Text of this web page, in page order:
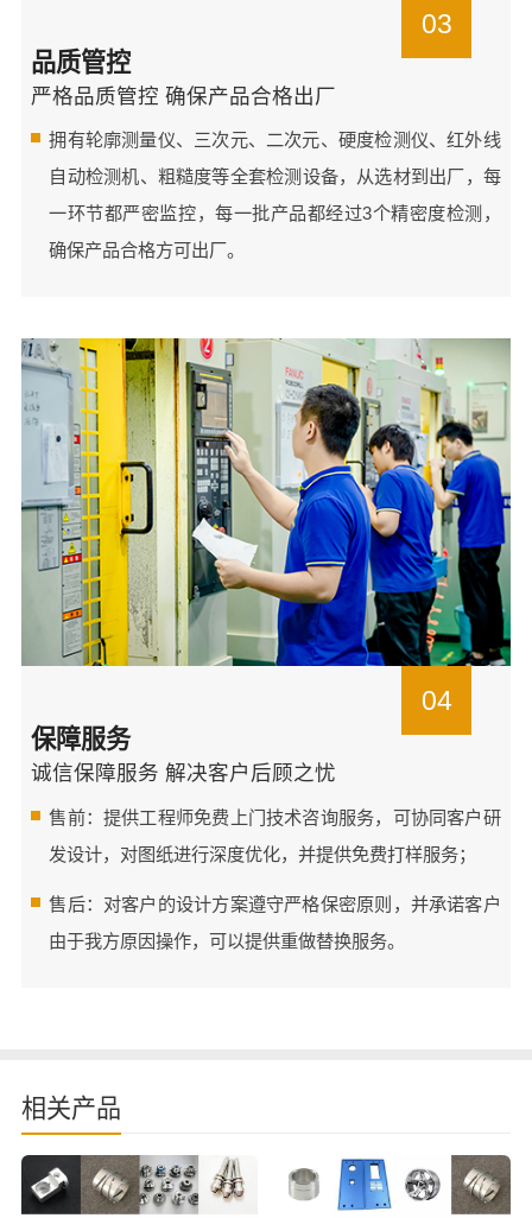
03
品质管控
严格品质管控 确保产品合格出厂
拥有轮廓测量仪、三次元、二次元、硬度检测仪、红外线
自动检测机、粗糙度等全套检测设备，从选材到出厂，每
一环节都严密监控，每一批产品都经过3个精密度检测，
确保产品合格方可出厂。
04
保障服务
诚信保障服务 解决客户后顾之忧
售前：提供工程师免费上门技术咨询服务，可协同客户研
发设计，对图纸进行深度优化，并提供免费打样服务；
售后：对客户的设计方案遵守严格保密原则，并承诺客户
由于我方原因操作，可以提供重做替换服务。
相关产品